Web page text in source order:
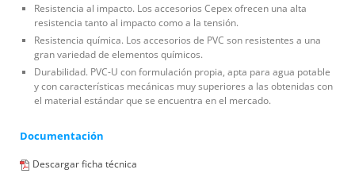
Resistencia al impacto. Los accesorios Cepex ofrecen una alta
resistencia tanto al impacto como a la tensión.
Resistencia química. Los accesorios de PVC son resistentes a una
gran variedad de elementos químicos.
Durabilidad. PVC-U con formulación propia, apta para agua potable
y con características mecánicas muy superiores a las obtenidas con
el material estándar que se encuentra en el mercado.
Documentación
Descargar ficha técnica